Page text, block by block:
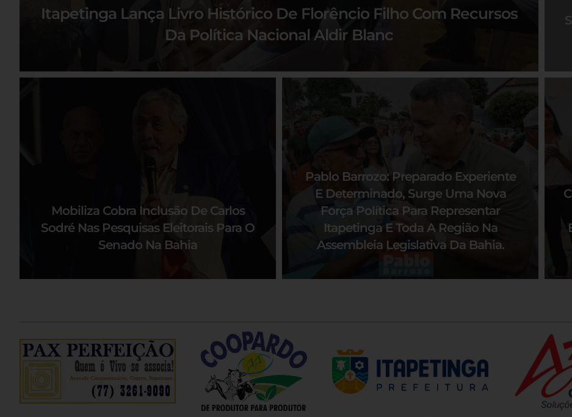
Itapetinga Lança Livro Histórico De Florêncio Filho Com Recursos
Da Política Nacional Aldir Blanc
Mobiliza Cobra Inclusão De Carlos
Sodré Nas Pesquisas Eleitorais Para O
Senado Na Bahia
Pablo Barrozo: Preparado Experiente
E Determinado, Surge Uma Nova
Força Política Para Representar
Itapetinga E Toda A Região Na
Assembleia Legislativa Da Bahia.